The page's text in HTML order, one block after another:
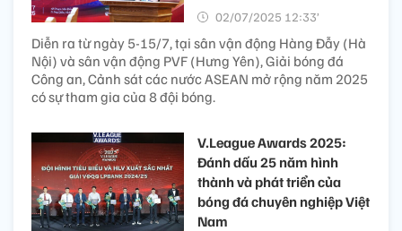
02/07/2025 12:33’
Diễn ra từ ngày 5-15/7, tại sân vận động Hàng Đẫy (Hà
Nội) và sân vận động PVF (Hưng Yên), Giải bóng đá
Công an, Cảnh sát các nước ASEAN mở rộng năm 2025
có sự tham gia của 8 đội bóng.
V.League Awards 2025:
Đánh dấu 25 năm hình
thành và phát triển của
bóng đá chuyên nghiệp Việt
Nam